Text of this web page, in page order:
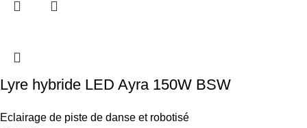
Lyre hybride LED Ayra 150W BSW
Eclairage de piste de danse et robotisé